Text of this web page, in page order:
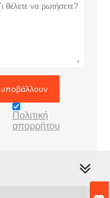
υποβάλλουν
Πολιτική
απορρήτου